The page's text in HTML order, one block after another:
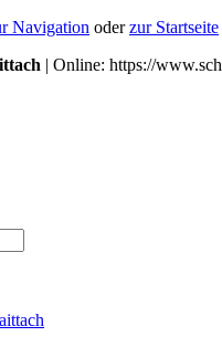
Navigation oderzur Startseite
| Online: https://